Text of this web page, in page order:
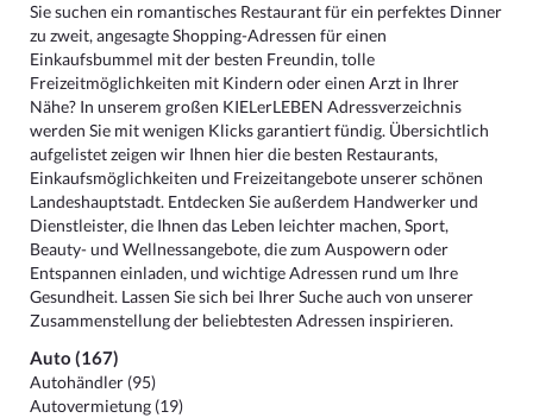
Sie suchen ein romantisches Restaurant für ein perfektes Dinner
zu zweit, angesagte Shopping-Adressen für einen
Einkaufsbummel mit der besten Freundin, tolle
Freizeitmöglichkeiten mit Kindern oder einen Arzt in Ihrer
Nähe? In unserem großen KIELerLEBEN Adressverzeichnis
werden Sie mit wenigen Klicks garantiert fündig. Übersichtlich
aufgelistet zeigen wir Ihnen hier die besten Restaurants,
Einkaufsmöglichkeiten und Freizeitangebote unserer schönen
Landeshauptstadt. Entdecken Sie außerdem Handwerker und
Dienstleister, die Ihnen das Leben leichter machen, Sport,
Beauty- und Wellnessangebote, die zum Auspowern oder
Entspannen einladen, und wichtige Adressen rund um Ihre
Gesundheit. Lassen Sie sich bei Ihrer Suche auch von unserer
Zusammenstellung der beliebtesten Adressen inspirieren.
Auto (167)
Autohändler (95)
Autovermietung (19)